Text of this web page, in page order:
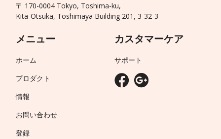
〒 170-0004 Tokyo, Toshima-ku,
Kita-Otsuka, Toshimaya Building 201, 3-32-3
メニュー
ホーム
プロダクト
情報
お問い合わせ
登録
カスタマーケア
サポート